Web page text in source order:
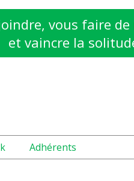
vous faire
et vaincre la
Adhérents